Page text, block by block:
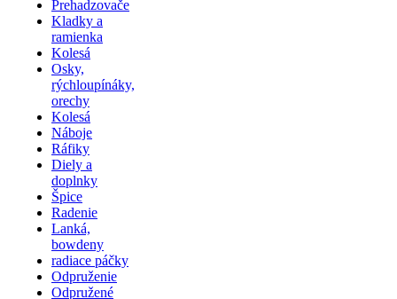
Prehadzovače
Kladky a
ramienka
Kolesá
Osky,
rýchloupínáky,
orechy
Kolesá
Náboje
Ráfiky
Diely a
doplnky
Špice
Radenie
Lanká,
bowdeny
radiace páčky
Odpruženie
Odpružené